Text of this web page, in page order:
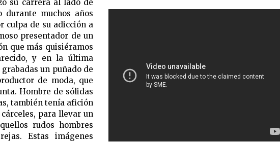
su carrera al lado de
durante muchos años
culpa de su adicción a
presentador de un
que más quisiéramos
y en la última
un puñado de
de moda, que
Hombre de sólidas
también tenía afición
para llevar un
rudos hombres
Estas imágenes